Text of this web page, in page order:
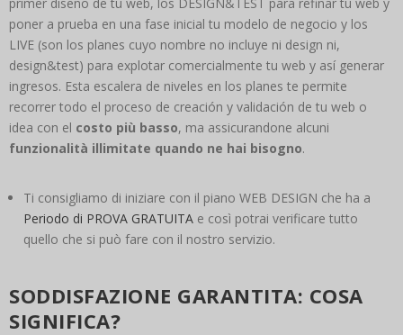
poner a prueba en una fase inicial tu modelo de negocio y los
LIVE (son los planes cuyo nombre no incluye ni design ni,
design&test) para explotar comercialmente tu web y así generar
ingresos. Esta escalera de niveles en los planes te permite
recorrer todo el proceso de creación y validación de tu web o
idea con el costo più basso, ma assicurandone alcuni
funzionalità illimitate quando ne hai bisogno.
Ti consigliamo di iniziare con il piano WEB DESIGN che ha a
Periodo di PROVA GRATUITA e così potrai verificare tutto
quello che si può fare con il nostro servizio.
SODDISFAZIONE GARANTITA: COSA
SIGNIFICA?